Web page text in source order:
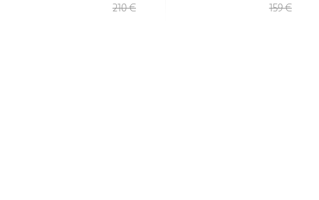
210 € 159 €